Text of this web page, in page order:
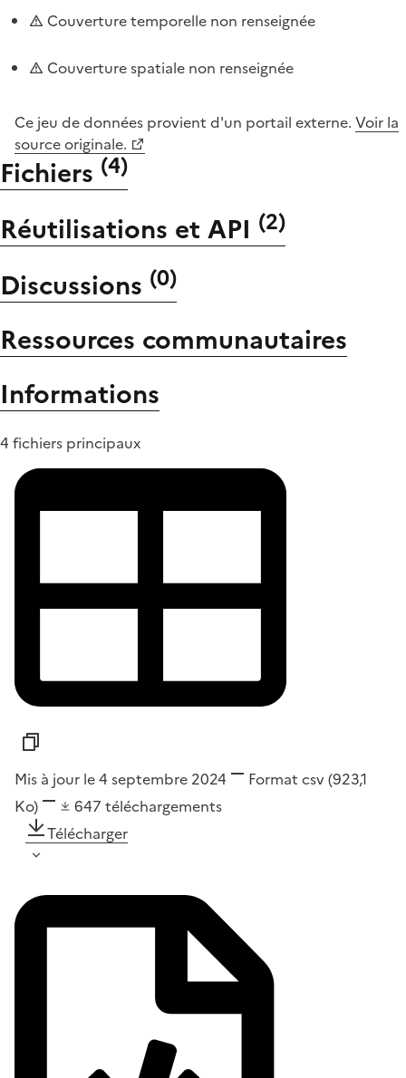
Couverture temporelle non renseignée
Couverture spatiale non renseignée
Ce jeu de données provient d'un portail externe. Voir la
source originale.
Fichiers (4)
Réutilisations et API (2)
Discussions (0)
Ressources communautaires
Informations
4 fichiers principaux
Mis à jour le 4 septembre 2024 Format csv(923,1
Ko)
647 téléchargements
Télécharger